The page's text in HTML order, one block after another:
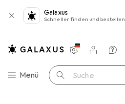
Galaxus
Schneller finden und bestellen
Navigation nach Kategorien
Menü Suche
Einstellungen
Kundenkonto
Vergleichslisten
Merklisten
Warenkorb